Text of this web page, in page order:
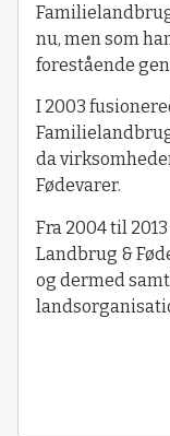
nu, men som
forestående
I 2003
da
Fødevarer.
Fra 2004 til
Landbrug &
og dermed